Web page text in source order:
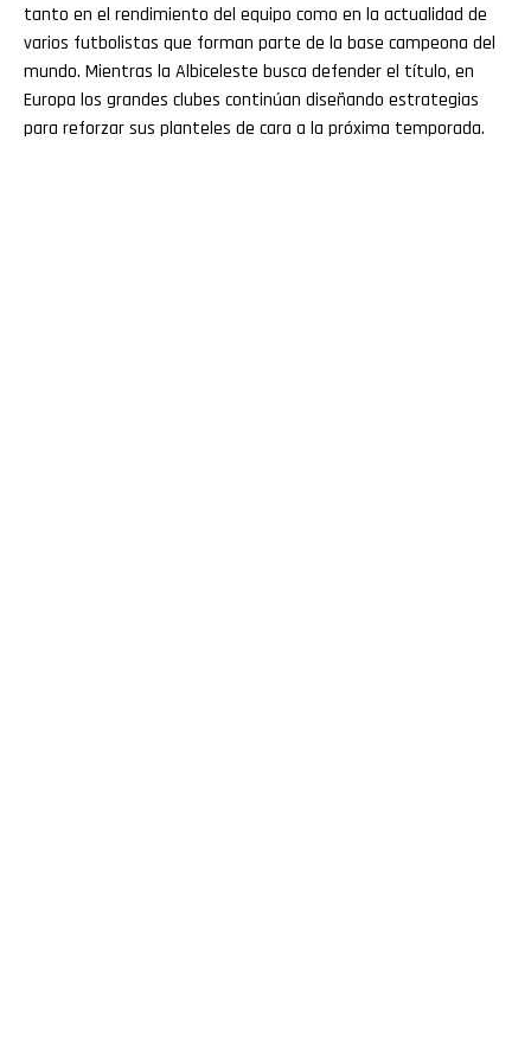
tanto en el rendimiento del equipo como en la actualidad de
varios futbolistas que forman parte de la base campeona del
mundo. Mientras la Albiceleste busca defender el título, en
Europa los grandes clubes continúan diseñando estrategias
para reforzar sus planteles de cara a la próxima temporada.